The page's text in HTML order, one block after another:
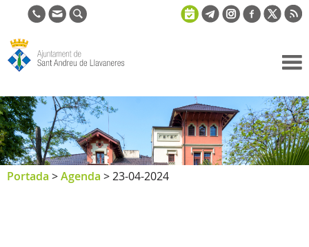
de Sant
Andreu de
Llavaneres
Portada >Agenda >23-04-2024